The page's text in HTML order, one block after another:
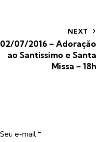
NEXT
02/07/2016 – Adoração
ao Santíssimo e Santa
Missa – 18h